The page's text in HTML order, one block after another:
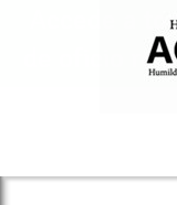
Accede a
de oficio